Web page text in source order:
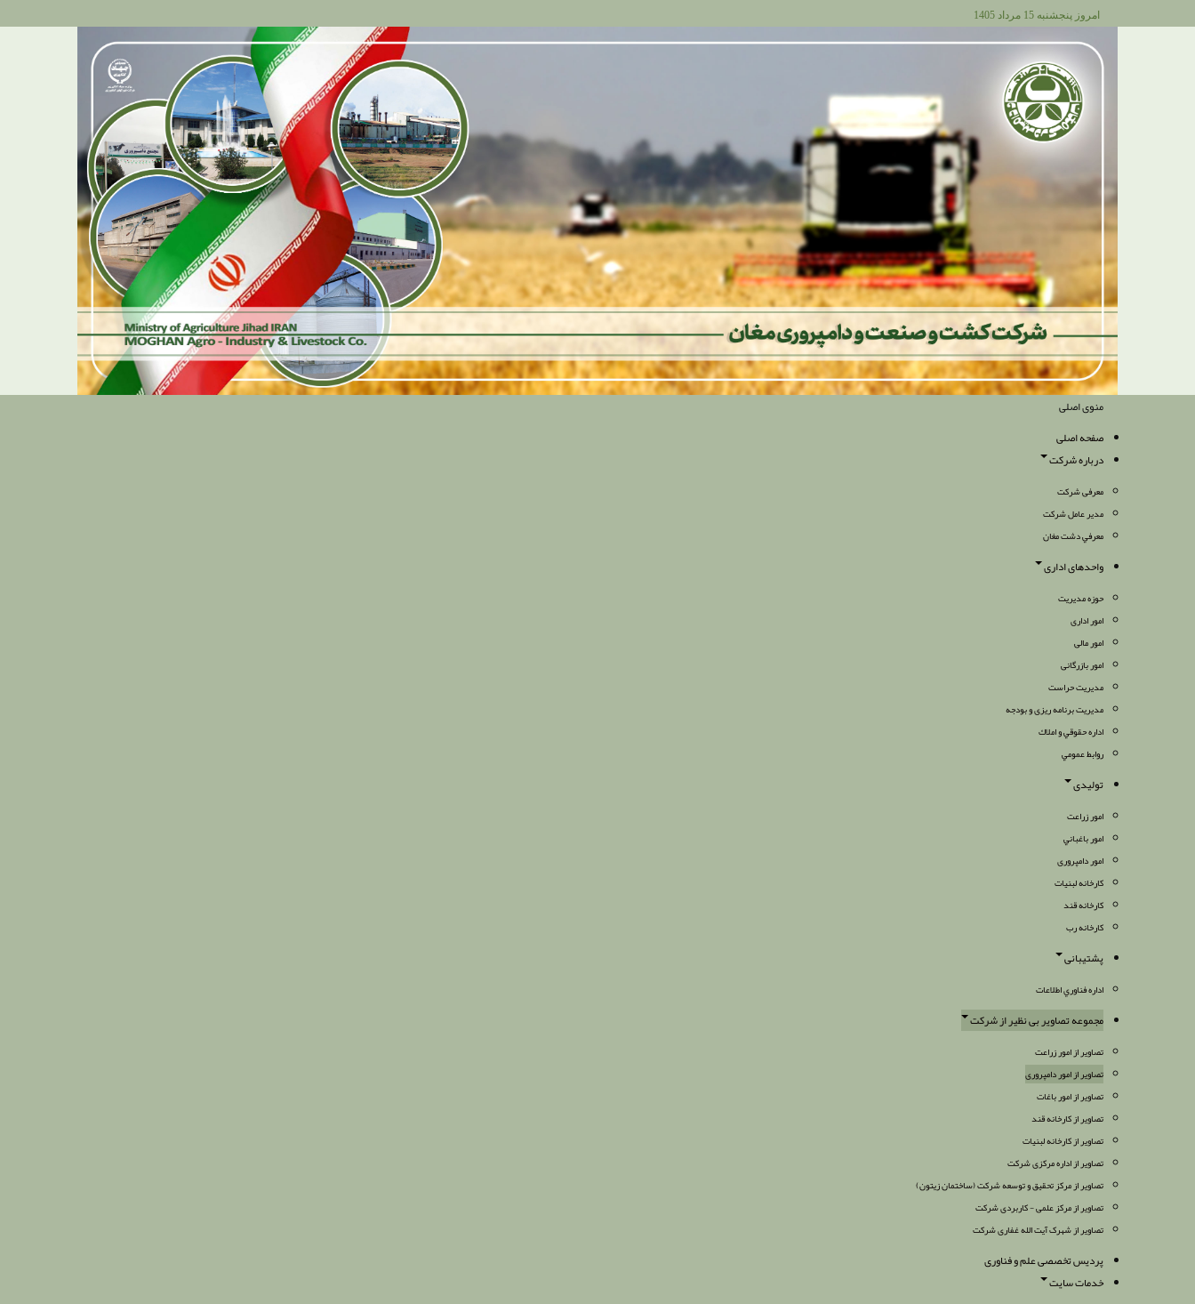
امروز پنجشنبه 15 مرداد 1405
منوی اصلی
صفحه اصلی
درباره شرکت
معرفی شرکت
مدیر عامل شرکت
معرفي دشت مغان
واحدهای اداری
حوزه مدیریت
امور اداری
امور مالی
امور بازرگانی
مدیریت حراست
مدیریت برنامه ریزی و بودجه
اداره حقوقي و املاك
روابط عمومي
تولیدی
امور زراعت
امور باغباني
امور دامپروری
كارخانه لبنيات
كارخانه قند
کارخانه رب
پشتیبانی
اداره فناوري اطلاعات
مجموعه تصاویر بی نظیر از شرکت
تصاویر از امور زراعت
تصاویر از امور دامپروری
تصاویر از امور باغات
تصاویر از کارخانه قند
تصاویر از کارخانه لبنیات
تصاویر از اداره مرکزی شرکت
تصاویر از مرکز تحقیق و توسعه شرکت (ساختمان زیتون)
تصاویر از مرکز علمی - کاربردی شرکت
تصاویر از شهرک آیت الله غفاری شرکت
پردیس تخصصی علم و فناوری
خدمات سایت